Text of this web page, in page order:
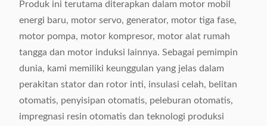
Produk ini terutama diterapkan dalam motor mobil
energi baru, motor servo, generator, motor tiga fase,
motor pompa, motor kompresor, motor alat rumah
tangga dan motor induksi lainnya. Sebagai pemimpin
dunia, kami memiliki keunggulan yang jelas dalam
perakitan stator dan rotor inti, insulasi celah, belitan
otomatis, penyisipan otomatis, peleburan otomatis,
impregnasi resin otomatis dan teknologi produksi